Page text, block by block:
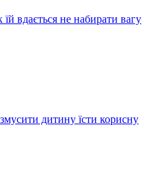
вдається не набирати вагу
дитину їсти корисну